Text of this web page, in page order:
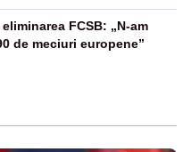
FCSB: „N-am
de meciuri europene”